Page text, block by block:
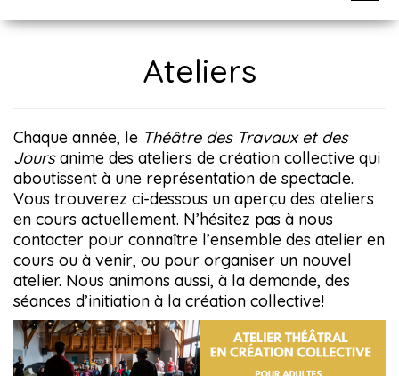
Ateliers
Chaque année, le Théâtre des Travaux et des
Joursanime des ateliers de création collective qui
aboutissent à une représentation de spectacle.
Vous trouverez ci-dessous un aperçu des ateliers
en cours actuellement. N’hésitez pas à nous
contacter pour connaître l’ensemble des atelier en
cours ou à venir, ou pour organiser un nouvel
atelier. Nous animons aussi, à la demande, des
séances d’initiation à la création collective!